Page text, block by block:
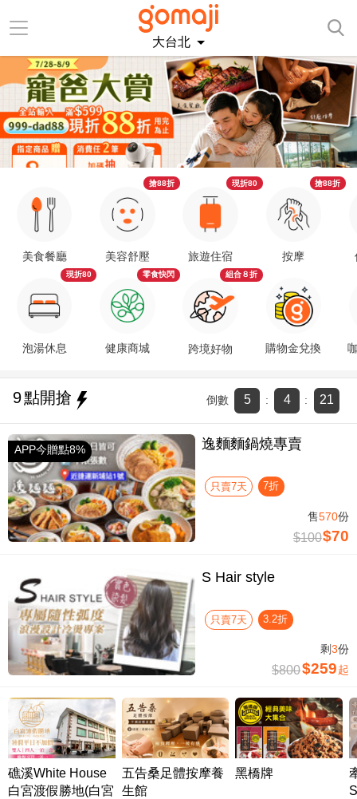
大台北
美食餐廳
泡湯休息
現折80
美容舒壓
搶88折
健康商城
零食快閃
旅遊住宿
現折80
跨境好物
組合８折
按摩
搶88折
購物金兌換
9點開搶 倒數 5 : 4 : 20
APP今贈點8% 逸麵麵鍋燒專賣
只賣7天 7折
售570份
$100$70
S Hair style
只賣7天 3.2折
剩3份
$800$259 起
礁溪White House
白宮渡假勝地(白宮
五告桑足體按摩養
生館
黑橋牌